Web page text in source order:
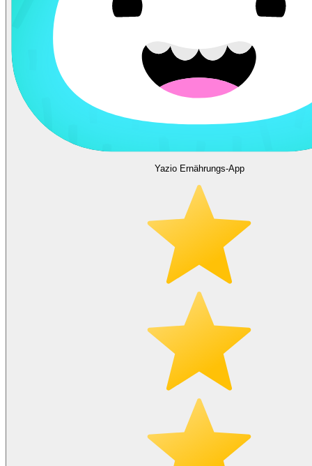
Yazio Ernährungs-App